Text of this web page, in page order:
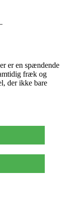
Gras
er en spændende
fræk og
der ikke bare